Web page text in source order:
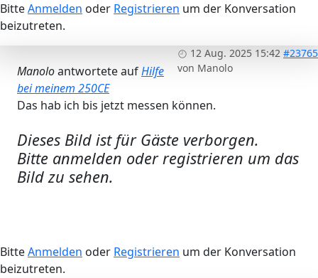
BitteAnmelden oder Registrieren um der Konversation
beizutreten.
12 Aug. 2025 15:42 #23765
von Manolo
Manoloantwortete aufHilfe
bei meinem 250CE
Das hab ich bis jetzt messen können.
Dieses Bild ist für Gäste verborgen.
Bitte anmelden oder registrieren um das
Bild zu sehen.
BitteAnmelden oder Registrieren um der Konversation
beizutreten.